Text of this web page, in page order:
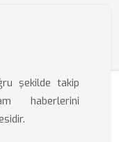
şekilde takip
haberlerini